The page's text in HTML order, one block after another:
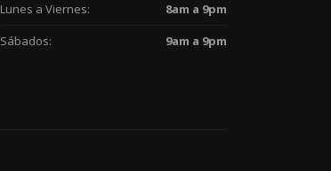
Lunes a Viernes:
8am a 9pm
Sábados:
9am a 9pm